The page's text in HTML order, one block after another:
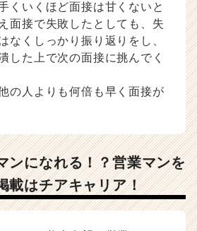
くいくほど面接は甘くないと
面接で失敗したとしても、失
なくしっかり振り返りをし、
した上で次の面接に挑んでく
の人よりも何倍も早く面接が
ンになれる！？営業マンを
載はチアキャリア！